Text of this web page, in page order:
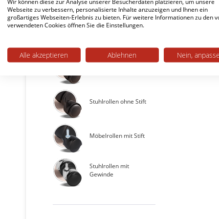
Stuhlrollen ohne Stift
Möbelrollen mit Stift
Stuhlrollen mit
Gewinde
Webseite zu verbessern, personalisierte Inhalte anzuzeigen und Ihnen ein
großartiges Webseiten-Erlebnis zu bieten. Für weitere Informationen zu den
verwendeten Cookies öffnen Sie die Einstellungen.
Alle akzeptieren Ablehnen Nein,